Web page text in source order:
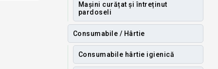
Mașini curățat și întreținut
pardoseli
Consumabile / Hârtie
Consumabile hârtie igienică